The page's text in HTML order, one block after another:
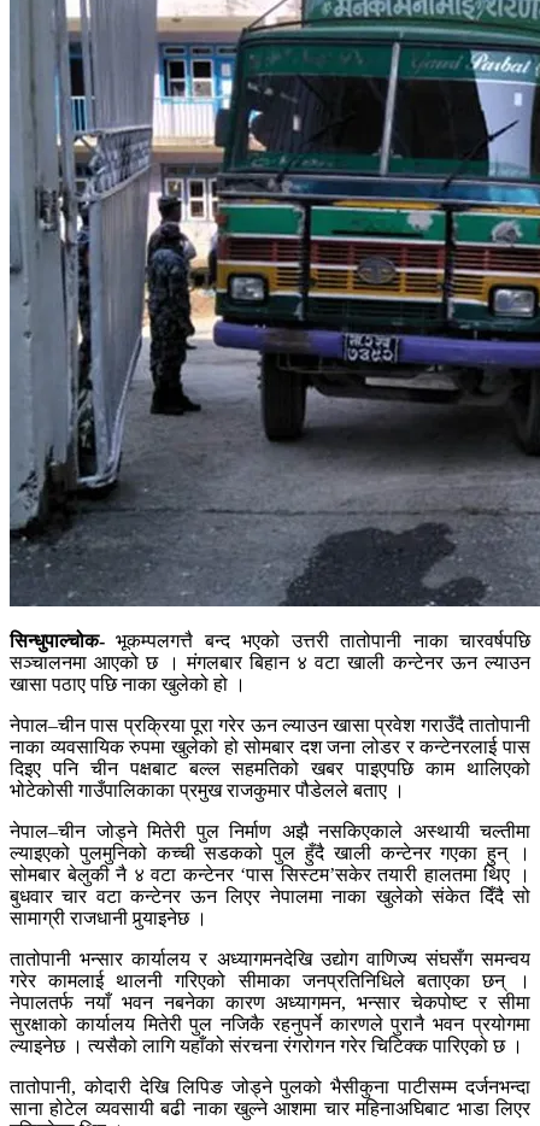
सिन्धुपाल्चोक- भूकम्पलगत्तै बन्द भएको उत्तरी तातोपानी नाका चारवर्षपछि
सञ्चालनमा आएको छ । मंगलबार बिहान ४ वटा खाली कन्टेनर ऊन ल्याउन
खासा पठाए पछि नाका खुलेको हो ।
नेपाल–चीन पास प्रक्रिया पूरा गरेर ऊन ल्याउन खासा प्रवेश गराउँदै तातोपानी
नाका व्यवसायिक रुपमा खुलेको हो सोमबार दश जना लोडर र कन्टेनरलाई पास
दिइए पनि चीन पक्षबाट बल्ल सहमतिको खबर पाइएपछि काम थालिएको
भोटेकोसी गाउँपालिकाका प्रमुख राजकुमार पौडेलले बताए ।
नेपाल–चीन जोड्ने मितेरी पुल निर्माण अझै नसकिएकाले अस्थायी चल्तीमा
ल्याइएको पुलमुनिको कच्ची सडकको पुल हुँदै खाली कन्टेनर गएका हुन् ।
सोमबार बेलुकी नै ४ वटा कन्टेनर ‘पास सिस्टम’सकेर तयारी हालतमा थिए ।
बुधवार चार वटा कन्टेनर ऊन लिएर नेपालमा नाका खुलेको संकेत दिँदै सो
सामाग्री राजधानी पुर्‍याइनेछ ।
तातोपानी भन्सार कार्यालय र अध्यागमनदेखि उद्योग वाणिज्य संघसँग समन्वय
गरेर कामलाई थालनी गरिएको सीमाका जनप्रतिनिधिले बताएका छन् ।
नेपालतर्फ नयाँ भवन नबनेका कारण अध्यागमन, भन्सार चेकपोष्ट र सीमा
सुरक्षाको कार्यालय मितेरी पुल नजिकै रहनुपर्ने कारणले पुरानै भवन प्रयोगमा
ल्याइनेछ । त्यसैको लागि यहाँको संरचना रंगरोगन गरेर चिटिक्क पारिएको छ ।
तातोपानी, कोदारी देखि लिपिङ जोड्ने पुलको भैसीकुना पाटीसम्म दर्जनभन्दा
साना होटेल व्यवसायी बढी नाका खुल्ने आशमा चार महिनाअघिबाट भाडा लिएर